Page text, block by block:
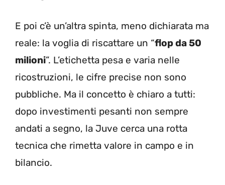
E poi c’è un’altra spinta, meno dichiarata ma
reale: la voglia di riscattare un “flop da 50
milioni”. L’etichetta pesa e varia nelle
ricostruzioni, le cifre precise non sono
pubbliche. Ma il concetto è chiaro a tutti:
dopo investimenti pesanti non sempre
andati a segno, la Juve cerca una rotta
tecnica che rimetta valore in campo e in
bilancio.